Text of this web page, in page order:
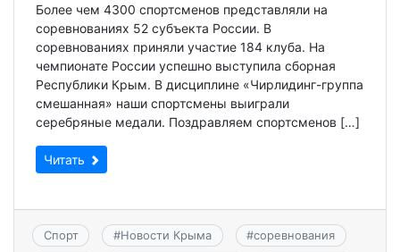
Более чем 4300 спортсменов представляли на
соревнованиях 52 субъекта России. В
соревнованиях приняли участие 184 клуба. На
чемпионате России успешно выступила сборная
Республики Крым. В дисциплине «Чирлидинг-группа
смешанная» наши спортсмены выиграли
серебряные медали. Поздравляем спортсменов […]
Читать
Спорт #Новости Крыма #соревнования